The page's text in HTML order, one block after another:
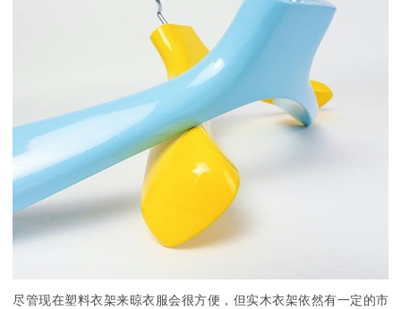
尽管现在塑料衣架来晾衣服会很方便，但实木衣架依然有一定的市